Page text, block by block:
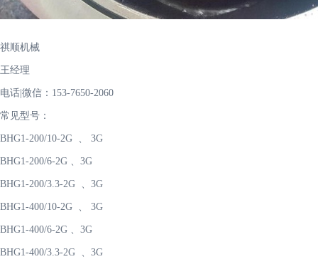
祺顺机械
王经理
电话|微信：153-7650-2060
常见型号：
BHG1-200/10-2G 、 3G
BHG1-200/6-2G 、3G
BHG1-200/3.3-2G 、3G
BHG1-400/10-2G 、 3G
BHG1-400/6-2G 、3G
BHG1-400/3.3-2G 、3G